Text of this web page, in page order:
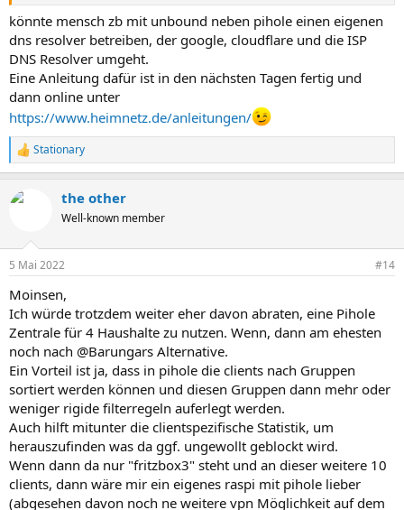
könnte mensch zb mit unbound neben pihole einen eigenen
dns resolver betreiben, der google, cloudflare und die ISP
DNS Resolver umgeht.
Eine Anleitung dafür ist in den nächsten Tagen fertig und
dann online unter
https://www.heimnetz.de/anleitungen/
R
e
k
e
:
Stationary
the other
Well-known member
5 Mai 2022 #14
Moinsen,
Ich würde trotzdem weiter eher davon abraten, eine Pihole
Zentrale für 4 Haushalte zu nutzen. Wenn, dann am ehesten
noch nach @Barungars Alternative.
Ein Vorteil ist ja, dass in pihole die clients nach Gruppen
sortiert werden können und diesen Gruppen dann mehr oder
weniger rigide filterregeln auferlegt werden.
Auch hilft mitunter die clientspezifische Statistik, um
herauszufinden was da ggf. ungewollt geblockt wird.
Wenn dann da nur "fritzbox3" steht und an dieser weitere 10
clients, dann wäre mir ein eigenes raspi mit pihole lieber
(abgesehen davon noch ne weitere vpn Möglichkeit auf dem